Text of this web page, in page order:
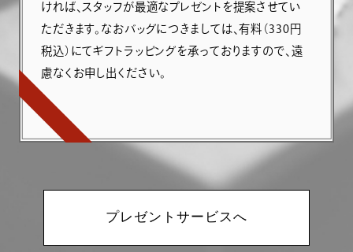
ければ、スタッフが最適なプレゼントを提案させてい
ただきます。なおバッグにつきましては、有料（330円
税込）にてギフトラッピングを承っておりますので、遠
慮なくお申し出ください。
プレゼントサービスへ